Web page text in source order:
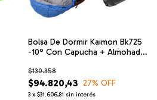
Bolsa De Dormir Kaimon Bk725
-10° Con Capucha + Almohada
$94.820,43
$130.358
27% OFF
3 x $31.606,81 sin interés